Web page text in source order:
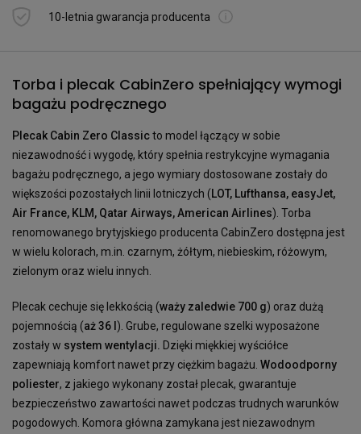
10-letnia gwarancja producenta
Torba i plecak CabinZero spełniający wymogi
bagażu podręcznego
Plecak Cabin Zero Classicto model łączący w sobie
niezawodność i wygodę, który spełnia restrykcyjne wymagania
bagażu podręcznego, a jego wymiary dostosowane zostały do
większości pozostałych linii lotniczych (LOT, Lufthansa, easyJet,
Air France, KLM, Qatar Airways, American Airlines). Torba
renomowanego brytyjskiego producenta CabinZero dostępna jest
w wielu kolorach, m.in. czarnym, żółtym, niebieskim, różowym,
zielonym oraz wielu innych.
Plecak cechuje się lekkością (waży zaledwie 700 g) oraz dużą
pojemnością (aż 36 l ). Grube, regulowane szelki wyposażone
zostały w system wentylacji. Dzięki miękkiej wyściółce
zapewniają komfort nawet przy ciężkim bagażu. Wodoodporny
poliester, z jakiego wykonany został plecak, gwarantuje
bezpieczeństwo zawartości nawet podczas trudnych warunków
pogodowych. Komora główna zamykana jest niezawodnym